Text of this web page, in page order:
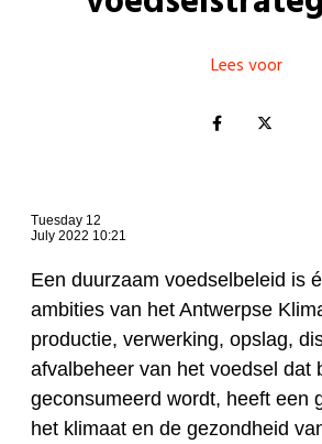
Gelijke kansen
Welzijn
Standpunten
Vacatures
Doe mee
Word lid
Shop
Login
Lees voor
Tuesday 12
July 2022 10:21
Een duurzaam voedselbeleid is
ambities van het Antwerpse
productie, verwerking, opslag,
afvalbeheer van het voedsel dat
geconsumeerd wordt, heeft een
het klimaat en de gezondheid